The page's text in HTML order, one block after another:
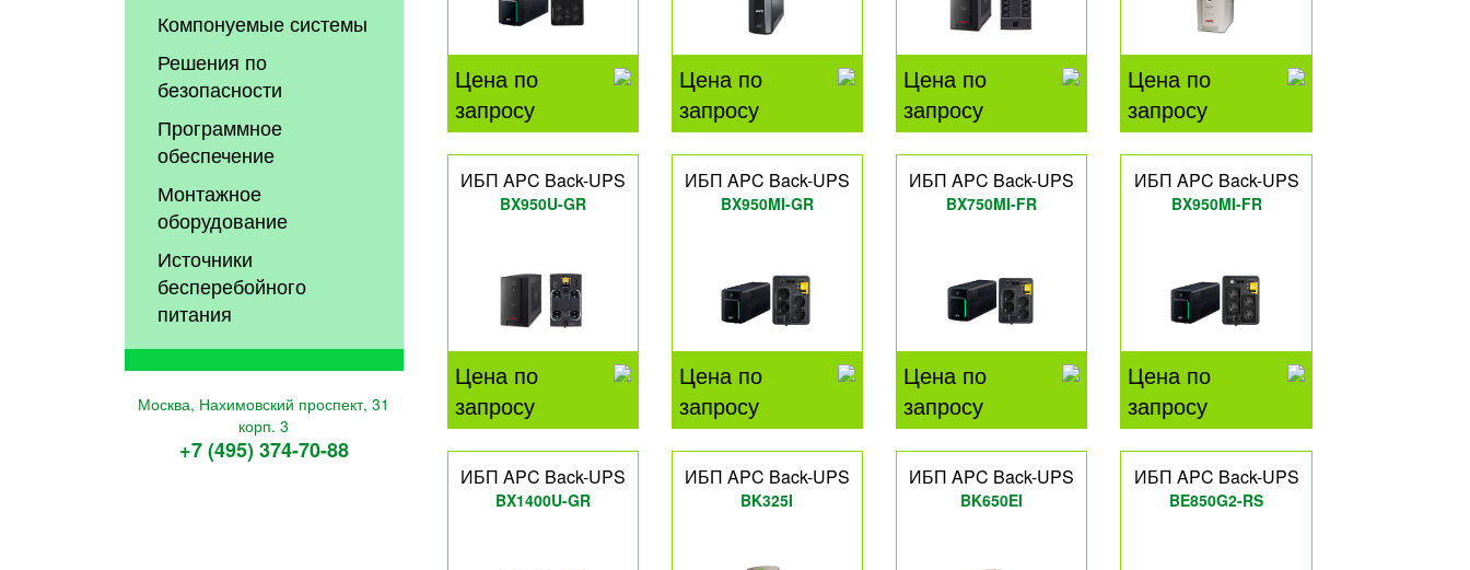
Компонуемые системы
Решения по
безопасности
Программное
обеспечение
Монтажное
оборудование
Источники
бесперебойного
питания
Москва, Нахимовский проспект, 31
корп. 3
+7 (495) 374-70-88
Цена по
запросу
Цена по
запросу
Цена по
запросу
Цена по
запросу
ИБП APC Back-UPS
BX950U-GR
Цена по
запросу
ИБП APC Back-UPS
BX950MI-GR
Цена по
запросу
ИБП APC Back-UPS
BX750MI-FR
Цена по
запросу
ИБП APC Back-UPS
BX950MI-FR
Цена по
запросу
ИБП APC Back-UPS
BX1400U-GR
ИБП APC Back-UPS
BK325I
ИБП APC Back-UPS
BK650EI
ИБП APC Back-UPS
BE850G2-RS